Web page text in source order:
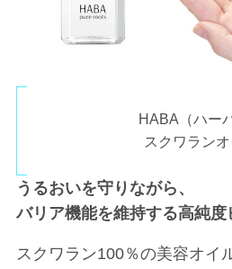
HABA（ハー
スクワラン
うるおいを守りながら、
バリア機能を維持する高純度
スクワラン100％の美容オイ